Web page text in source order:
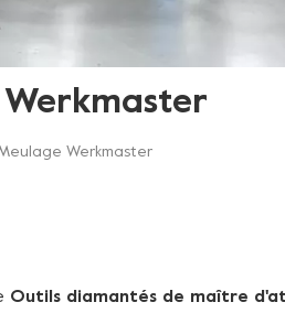
Werkmaster
Werkmaster
Outils diamantés de maître